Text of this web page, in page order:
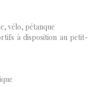
vélo, pétanque
à disposition au petit-